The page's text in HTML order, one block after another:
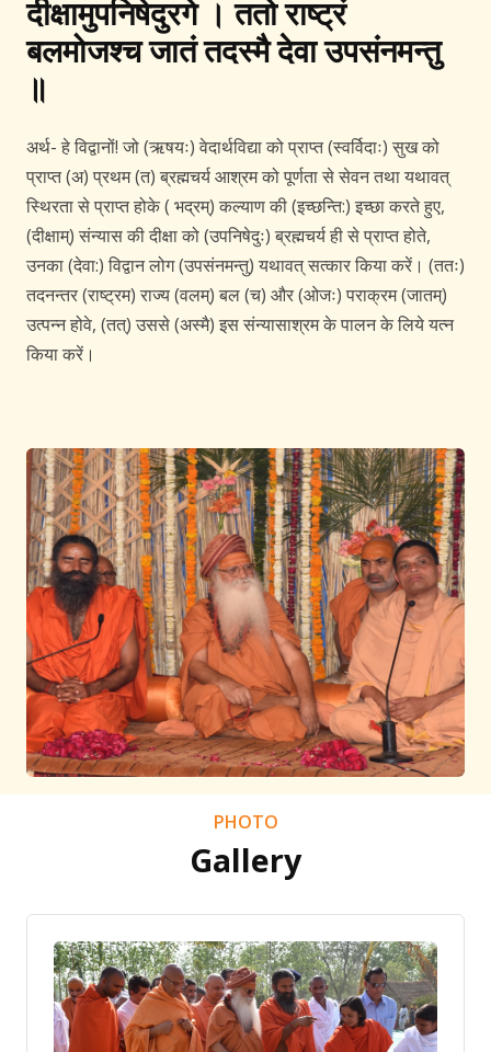
दीक्षामुपनिषेदुरगे । ततो राष्ट्रं
बलमोजश्च जातं तदस्मै देवा उपसंनमन्तु
॥
अर्थ- हे विद्वानों! जो (ऋषयः) वेदार्थविद्या को प्राप्त (स्वर्विदाः) सुख को
प्राप्त (अ) प्रथम (त) ब्रह्मचर्य आश्रम को पूर्णता से सेवन तथा यथावत्
स्थिरता से प्राप्त होके ( भद्रम्) कल्याण की (इच्छन्ति:) इच्छा करते हुए,
(दीक्षाम्) संन्यास की दीक्षा को (उपनिषेदुः) ब्रह्मचर्य ही से प्राप्त होते,
उनका (देवा:) विद्वान लोग (उपसंनमन्तु) यथावत् सत्कार किया करें। (ततः)
तदनन्तर (राष्ट्रम) राज्य (वलम्) बल (च) और (ओजः) पराक्रम (जातम्)
उत्पन्न होवे, (तत्) उससे (अस्मै) इस संन्यासाश्रम के पालन के लिये यत्न
किया करें।
PHOTO
Gallery